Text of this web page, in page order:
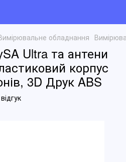
обладнання
Ultra та антени
корпус
3D Друк ABS